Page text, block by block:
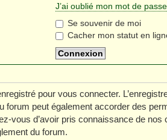
J’ai oublié mon mot de passe
Se souvenir de moi
Cacher mon statut en
pour vous connecter.
forum peut également accorder des
vous d’avoir pris connaissance de
du forum.